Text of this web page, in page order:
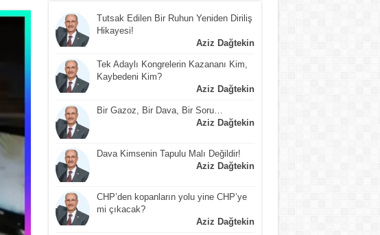
Tutsak Edilen Bir Ruhun Yeniden Diriliş
Hikayesi!
Aziz Dağtekin
Tek Adaylı Kongrelerin Kazananı Kim,
Kaybedeni Kim?
Aziz Dağtekin
Bir Gazoz, Bir Dava, Bir Soru…
Aziz Dağtekin
Dava Kimsenin Tapulu Malı Değildir!
Aziz Dağtekin
CHP’den kopanların yolu yine CHP’ye
mi çıkacak?
Aziz Dağtekin